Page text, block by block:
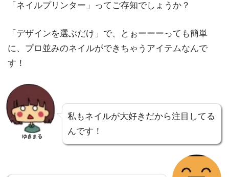
「ネイルプリンター」ってご存知でしょうか？
「デザインを選ぶだけ」で、とぉーーーっても簡単
に、プロ並みのネイルができちゃうアイテムなんで
す！
ゆきまる
私もネイルが大好きだから注目してる
んです！